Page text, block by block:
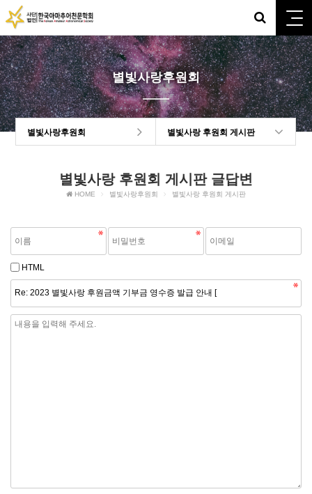
별빛사랑후원회
별빛사랑후원회 별빛사랑 후원회 게시판
별빛사랑 후원회 게시판 글답변
HOME 별빛사랑후원회 별빛사랑 후원회 게시판
HTML